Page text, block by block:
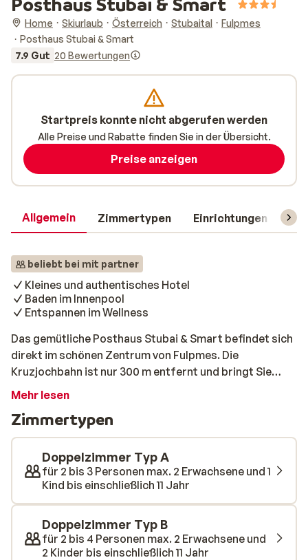
Home Skiurlaub Österreich Stubaital
Fulpmes
Posthaus Stubai & Smart
7.9 Gut 20 Bewertungen
Allgemein Zimmertypen Einrichtungen
beliebt bei mit partner
Kleines und authentisches Hotel
Baden im Innenpool
Entspannen im Wellness
Das gemütliche Posthaus Stubai & Smart befindet sich
direkt im schönen Zentrum von Fulpmes. Die
Kruzjochbahn ist nur 300 m entfernt und bringt Sie
innerhalb weniger Minuten ins Zentrum des Skigebiets
km entfernten Stubaier Gletscher fahren. Im schönen
Wellnessbereich des Posthauses Stubai & Smart
können Sie sich nach einem Tag auf der Piste
aufwärmen und entspannen. Nehmen Sie ein
entspannendes Bad im wunderschönen, beheizten Pool
oder lassen Sie Ihre Muskeln in einer der Saunen
entspannen!
Mehr lesen
Zimmertypen
Doppelzimmer Typ A
für 2 bis 3 Personen max. 2 Erwachsene und 1
Kind bis einschließlich 11 Jahr
Doppelzimmer Typ B
für 2 bis 4 Personen max. 2 Erwachsene und
2 Kinder bis einschließlich 11 Jahr
Startpreis konnte nicht abgerufen werden
Alle Preise und Rabatte finden Sie in der Übersicht.
Preise anzeigen